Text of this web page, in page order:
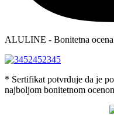
ALULINE - Bonitetna
* Sertifikat potvrđuje da je
najboljom bonitetnom